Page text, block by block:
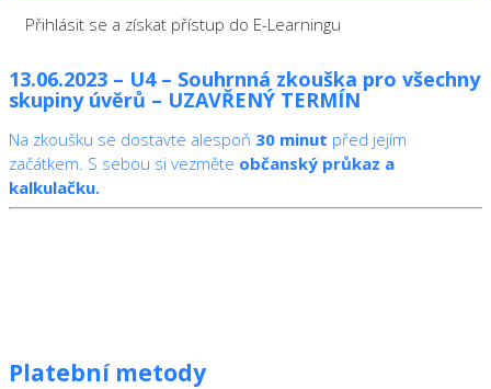
Přihlásit se a získat přístup do E-Learningu
13.06.2023 – U4 – Souhrnná zkouška pro všechny
skupiny úvěrů – UZAVŘENÝ TERMÍN
Na zkoušku se dostavte alespoň 30 minut před jejím
začátkem. S sebou si vezměte občanský průkaz a
kalkulačku.
Platební metody